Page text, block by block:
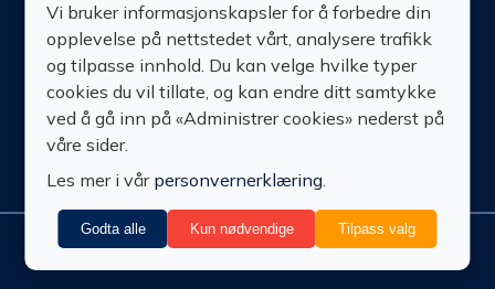
Om oss
Kontakt oss
© Technomedics Personvern Nedlastinger Vilkår Retur
Vi bruker informasjonskapsler for å forbedre din
opplevelse på nettstedet vårt, analysere trafikk
og tilpasse innhold. Du kan velge hvilke typer
cookies du vil tillate, og kan endre ditt samtykke
ved å gå inn på «Administrer cookies» nederst på
våre sider.
Les mer i vår personvernerklæring.
Godta alle Kun nødvendige Tilpass valg